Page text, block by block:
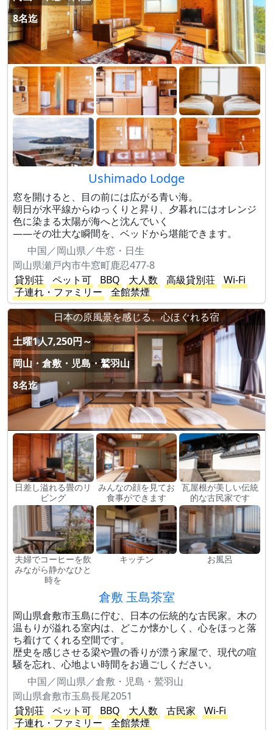
8名迄
Ushimado Lodge
窓を開けると、目の前には広がる青い海。
朝日が水平線からゆっくりと昇り、夕暮れにはオレンジ
色に染まる太陽が海へと沈んでいく
——その壮大な瞬間を、ベッドから堪能できます。
中国／岡山県／牛窓・日生
岡山県瀬戸内市牛窓町鹿忍477-8
貸別荘
ペット可 BBQ 大人数 高級貸別荘
Wi-Fi
子連れ・ファミリー
全館禁煙
日本の原風景を感じる、心ほぐれる宿
土曜1人7,250円～
岡山・倉敷・児島・鷲羽山
8名迄
日差し溢れる畳のリ
ビング
みんなの顔を見てお
食事ができます
瓦屋根が美しい伝統
的な古民家です
夫婦でコーヒーを飲
みながら静かなひと
時を
キッチン お風呂
倉敷 玉島茶室
岡山県倉敷市玉島に佇む、日本の伝統的な古民家。木の
温もりが溢れる室内は、どこか懐かしく、心をほっと落
ち着けてくれる空間です。
歴史を感じさせる梁や畳の香りが漂う家屋で、現代の喧
騒を忘れ、心地よい時間をお過ごしください。
中国／岡山県／倉敷・児島・鷲羽山
岡山県倉敷市玉島長尾2051
貸別荘
ペット可 BBQ 大人数 古民家
Wi-Fi
子連れ・ファミリー
全館禁煙